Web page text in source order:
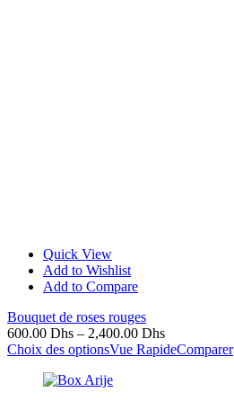
Quick View
Add to Wishlist
Add to Compare
Bouquet de roses rouges
600.00 Dhs – 2,400.00 Dhs
Choix des optionsVue RapideComparer